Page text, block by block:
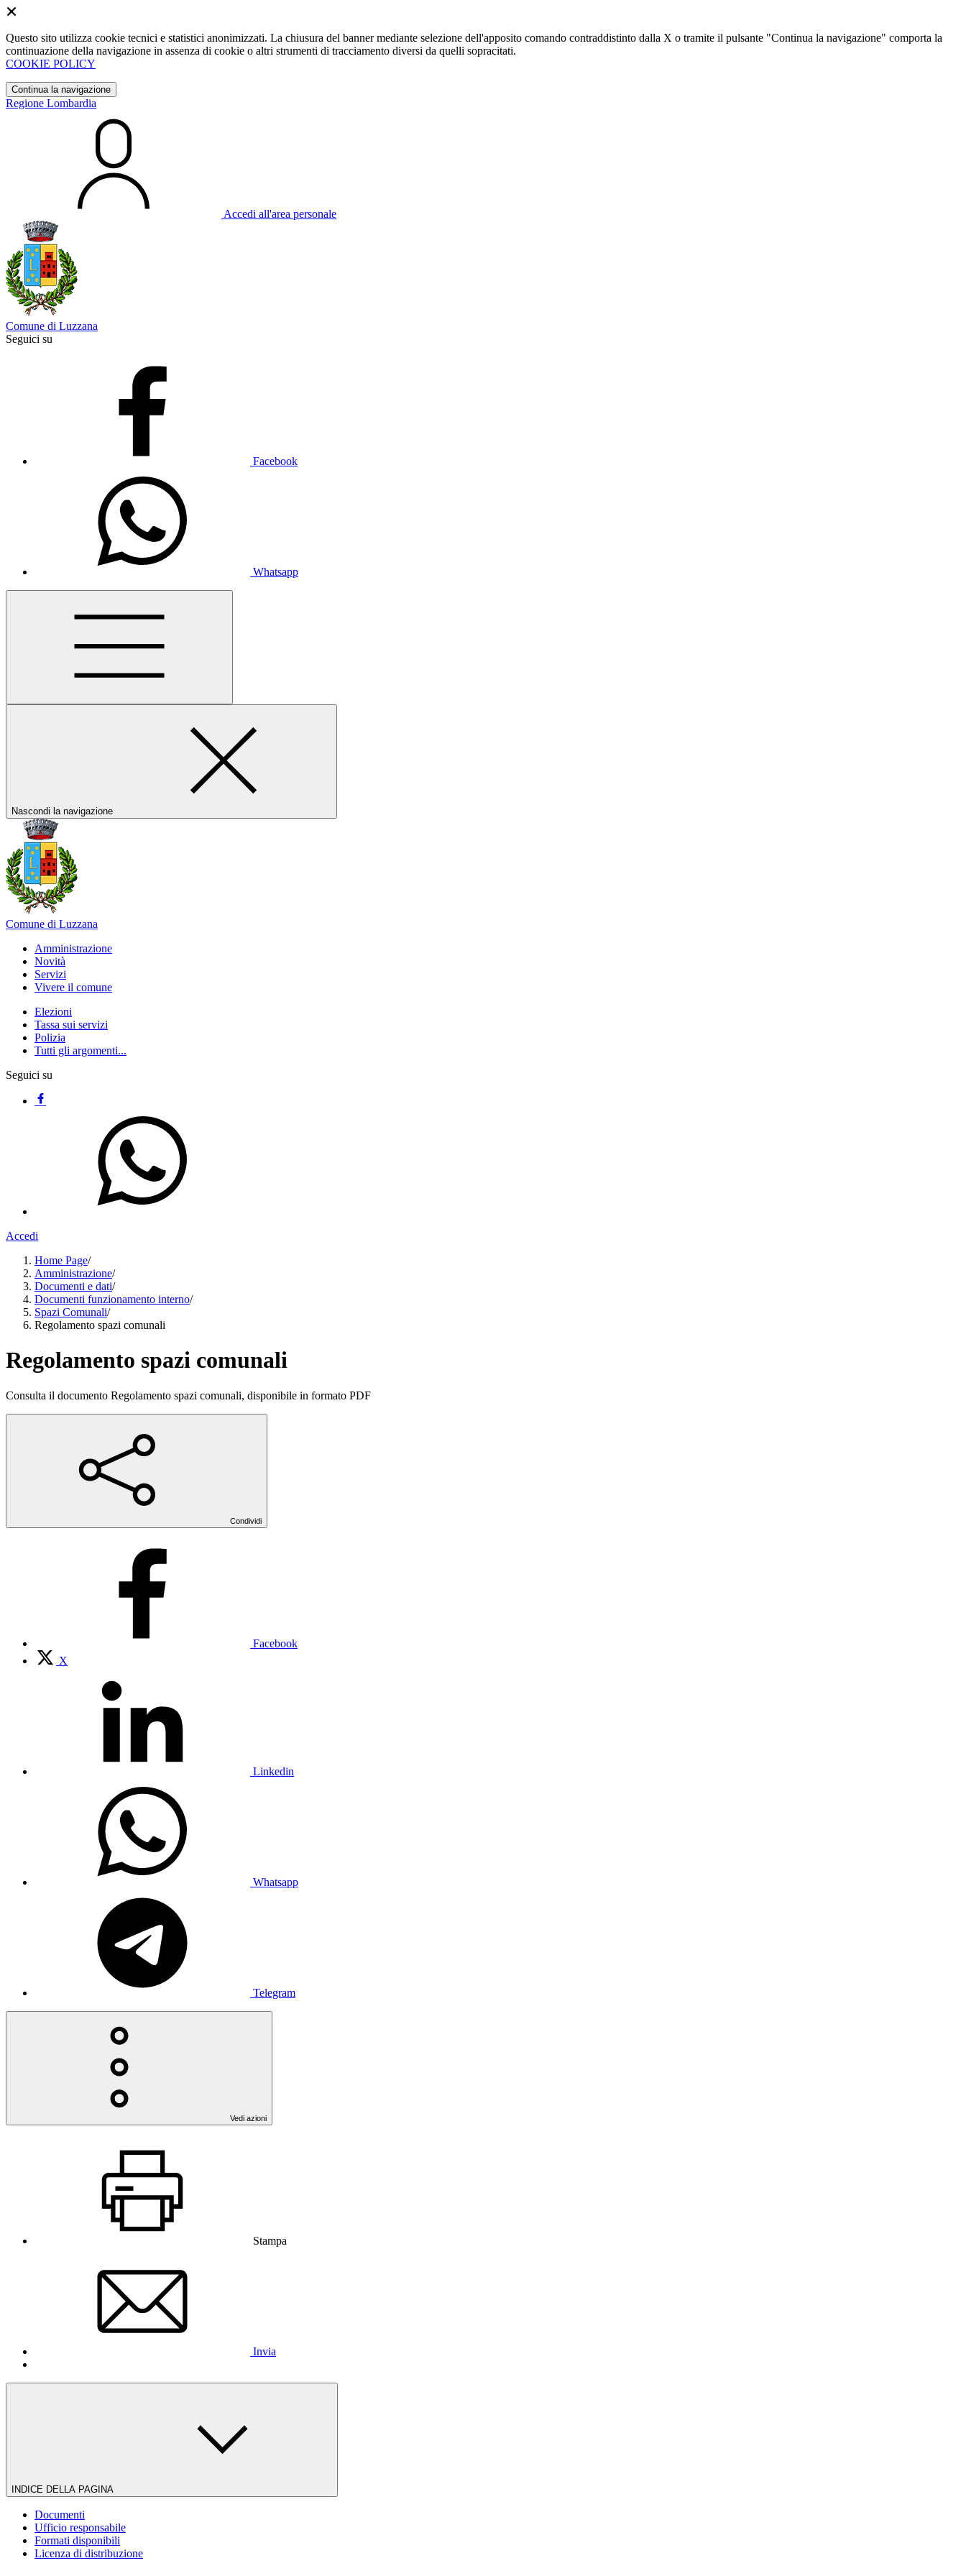
Questo sito utilizza cookie tecnici e statistici anonimizzati. La chiusura del banner mediante selezione dell'apposito comando contraddistinto dalla X o tramite il pulsante "Continua la navigazione" comporta la
continuazione della navigazione in assenza di cookie o altri strumenti di tracciamento diversi da quelli sopracitati.
COOKIE POLICY
Continua la navigazione
Regione Lombardia
Accedi all'area personale
Comune di Luzzana
Seguici su
Facebook
Whatsapp
Nascondi la navigazione
Comune di Luzzana
Amministrazione
Novità
Servizi
Vivere il comune
Elezioni
Tassa sui servizi
Polizia
Tutti gli argomenti...
Seguici su
Accedi
Home Page/
Amministrazione/
Documenti e dati/
Documenti funzionamento interno/
Spazi Comunali/
Regolamento spazi comunali
Regolamento spazi comunali
Consulta il documento Regolamento spazi comunali, disponibile in formato PDF
Condividi
Facebook
X
Linkedin
Whatsapp
Telegram
Vedi azioni
Stampa
Invia
INDICE DELLA PAGINA
Documenti
Ufficio responsabile
Formati disponibili
Licenza di distribuzione